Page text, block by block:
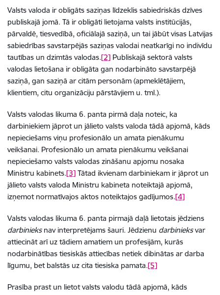
Valsts valoda ir obligāts saziņas līdzeklis sabiedriskās dzīves
publiskajā jomā. Tā ir obligāti lietojama valsts institūcijās,
pārvaldē, tiesvedībā, oficiālajā saziņā, un tai jābūt visas Latvijas
sabiedrības savstarpējās saziņas valodai neatkarīgi no indivīdu
tautības un dzimtās valodas.[2] Publiskajā sektorā valsts
valodas lietošana ir obligāta gan nodarbināto savstarpējā
saziņā, gan saziņā ar citām personām (apmeklētājiem,
klientiem, citu organizāciju pārstāvjiem u. tml.).
Valsts valodas likuma 6. panta pirmā daļa noteic, ka
darbiniekiem jāprot un jālieto valsts valoda tādā apjomā, kāds
nepieciešams viņu profesionālo un amata pienākumu
veikšanai. Profesionālo un amata pienākumu veikšanai
nepieciešamo valsts valodas zināšanu apjomu nosaka
Ministru kabinets.[3] Tātad ikvienam darbiniekam ir jāprot un
jālieto valsts valoda Ministru kabineta noteiktajā apjomā,
izņemot normatīvajos aktos noteiktajos gadījumos.[4]
Valsts valodas likuma 6. panta pirmajā daļā lietotais jēdziens
darbinieksnav interpretējams šauri. Jēdzienu darbinieksvar
attiecināt arī uz tādiem amatiem un profesijām, kurās
nodarbinātības tiesiskās attiecības netiek dibinātas ar darba
līgumu, bet balstās uz cita tiesiska pamata.[5]
Prasība prast un lietot valsts valodu tādā apjomā, kāds